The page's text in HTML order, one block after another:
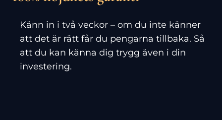
Känn in i två veckor – om du inte känner
att det är rätt får du pengarna tillbaka. Så
att du kan känna dig trygg även i din
investering.